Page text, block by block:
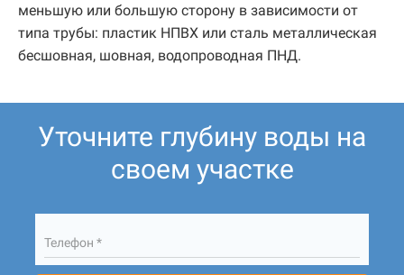
меньшую или большую сторону в зависимости от
типа трубы: пластик НПВХ или сталь металлическая
бесшовная, шовная, водопроводная ПНД.
Уточните глубину воды на
своем участке
Телефон *